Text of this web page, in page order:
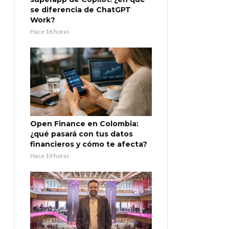
se diferencia de ChatGPT
Work?
Hace 16 horas
Open Finance en Colombia:
¿qué pasará con tus datos
financieros y cómo te afecta?
Hace 19 horas